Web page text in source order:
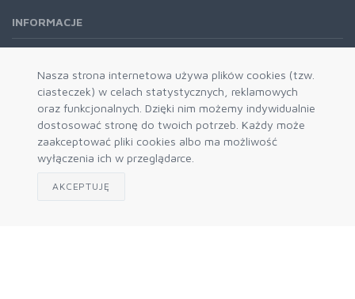
Nasza strona internetowa używa plików cookies (tzw.
ciasteczek) w celach statystycznych, reklamowych
oraz funkcjonalnych. Dzięki nim możemy indywidualnie
dostosować stronę do twoich potrzeb. Każdy może
zaakceptować pliki cookies albo ma możliwość
wyłączenia ich w przeglądarce.
AKCEPTUJĘ
INFORMACJE